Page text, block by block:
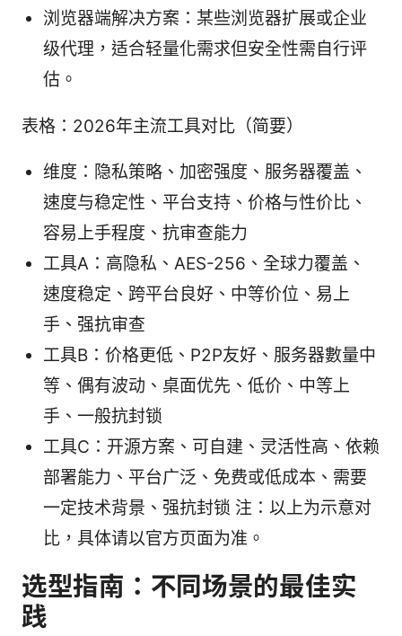
浏览器端解决方案：某些浏览器扩展或企业
级代理，适合轻量化需求但安全性需自行评
估。
表格：2026年主流工具对比（简要）
维度：隐私策略、加密强度、服务器覆盖、
速度与稳定性、平台支持、价格与性价比、
容易上手程度、抗审查能力
工具A：高隐私、AES-256、全球力覆盖、
速度稳定、跨平台良好、中等价位、易上
手、强抗审查
工具B：价格更低、P2P友好、服务器數量中
等、偶有波动、桌面优先、低价、中等上
手、一般抗封锁
工具C：开源方案、可自建、灵活性高、依赖
部署能力、平台广泛、免费或低成本、需要
一定技术背景、强抗封锁 注：以上为示意对
比，具体请以官方页面为准。
选型指南：不同场景的最佳实
践